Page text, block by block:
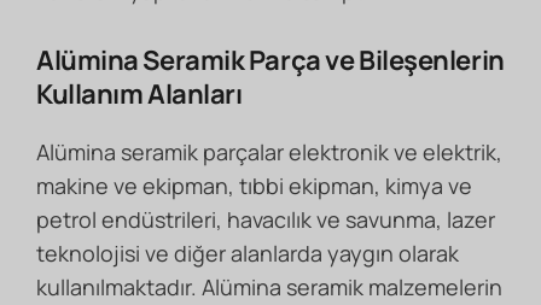
Alümina Seramik Parça ve Bileşenlerin
Kullanım Alanları
Alümina seramik parçalar elektronik ve elektrik,
makine ve ekipman, tıbbi ekipman, kimya ve
petrol endüstrileri, havacılık ve savunma, lazer
teknolojisi ve diğer alanlarda yaygın olarak
kullanılmaktadır. Alümina seramik malzemelerin